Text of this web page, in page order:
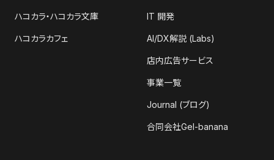
ハコカラ・ハコカラ文庫
ハコカラカフェ
IT 開発
AI/DX解説 (Labs)
店内広告サービス
事業一覧
Journal (ブログ)
合同会社Gel-banana